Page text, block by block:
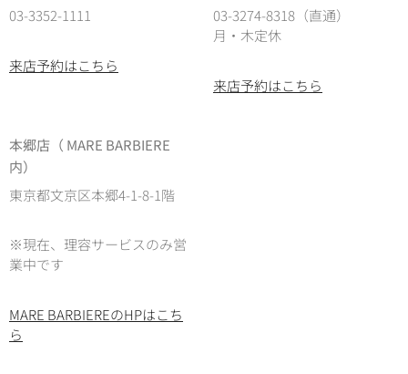
03-3352-1111
来店予約はこちら
03-3274-8318（直通）
月・木定休
来店予約はこちら
本郷店（ MARE BARBIERE
内）
東京都文京区本郷4-1-8-1階
※現在、理容サービスのみ営
業中です
MARE BARBIEREのHPはこち
ら